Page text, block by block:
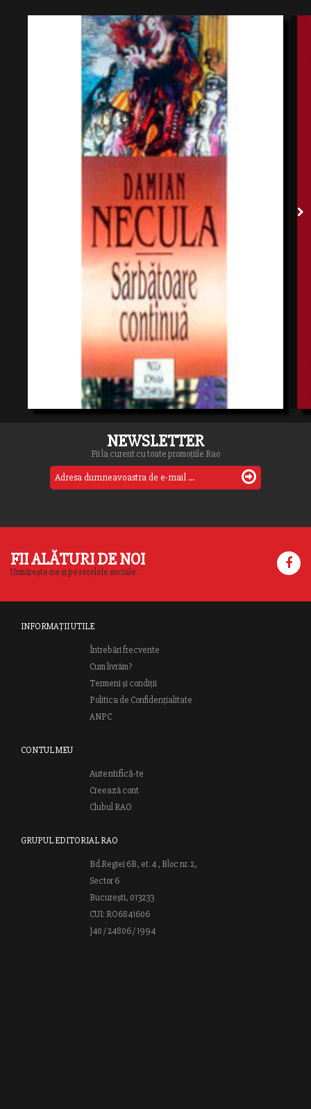
NEWSLETTER
Fii la curent cu toate promoțiile Rao
FII ALĂTURI DE NOI
Urmărește-ne și pe rețelele sociale.
INFORMAȚII UTILE
Întrebări frecvente
Cum livrăm?
Termeni și condiții
Politica de Confidențialitate
ANPC
CONTUL MEU
Autentifică-te
Creează cont
Clubul RAO
GRUPUL EDITORIAL RAO
Bd.Regiei 6B, et. 4 , Bloc nr. 2,
Sector 6
București, 013233
CUI: RO6841606
J40 / 24806 / 1994